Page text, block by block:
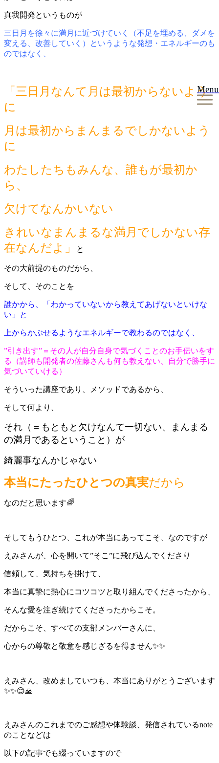
Menu
真我開発というものが
三日月を徐々に満月に近づけていく（不足を埋める、ダメを
変える、改善していく）というような発想・エネルギーのも
のではなく、
「三日月なんて月は最初からないよう
に
月は最初からまんまるでしかないよう
に
わたしたちもみんな、誰もが最初か
ら、
欠けてなんかいない
きれいなまんまるな満月でしかない存
在なんだよ」
と
その大前提のものだから、
そして、そのことを
誰かから、「わかっていないから教えてあげないといけな
い」と
上からかぶせるようなエネルギーで教わるのではなく、
”引き出す”＝その人が自分自身で気づくことのお手伝いをす
る（講師も開発者の佐藤さんも何も教えない、自分で勝手に
気づいていける）
そういった講座であり、メソッドであるから、
そして何より、
それ（＝もともと欠けなんて一切ない、まんまる
の満月であるということ）が
綺麗事なんかじゃない
本当にたったひとつの真実だから
なのだと思います🌈
そしてもうひとつ、これが本当にあってこそ、なのですが
えみさんが、心を開いて”そこ”に飛び込んでくださり
信頼して、気持ちを掛けて、
本当に真摯に熱心にコツコツと取り組んでくださったから、
そんな愛を注ぎ続けてくださったからこそ。
だからこそ、すべての支部メンバーさんに、
心からの尊敬と敬意を感じざるを得ません✨✨
えみさん、改めましていつも、本当にありがとうございます
✨✨😊🙏
えみさんのこれまでのご感想や体験談、発信されているnote
のことなどは
以下の記事でも綴っていますので